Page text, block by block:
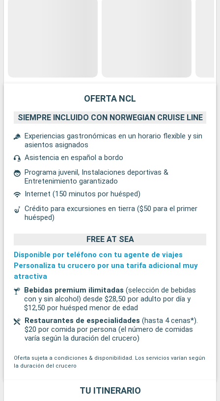
OFERTA NCL
SIEMPRE INCLUIDO CON NORWEGIAN CRUISE LINE
Experiencias gastronómicas en un horario flexible y sin
asientos asignados
Asistencia en español a bordo
Programa juvenil, Instalaciones deportivas &
Entretenimiento garantizado
Internet (150 minutos por huésped)
Crédito para excursiones en tierra ($50 para el primer
huésped)
FREE AT SEA
Disponible por teléfono con tu agente de viajes
Personaliza tu crucero por una tarifa adicional muy
atractiva
Bebidas premium ilimitadas (selección de bebidas
con y sin alcohol) desde $28,50 por adulto por día y
$12,50 por huésped menor de edad
Restaurantes de especialidades (hasta 4 cenas*).
$20 por comida por persona (el número de comidas
varía según la duración del crucero)
Oferta sujeta a condiciones & disponibilidad. Los servicios varían según
la duración del crucero
TU ITINERARIO